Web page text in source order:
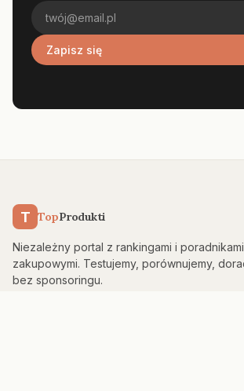
Zapisz się
T TopProdukti
Niezależny portal z rankingami i poradnikami
zakupowymi. Testujemy, porównujemy,
bez sponsoringu.